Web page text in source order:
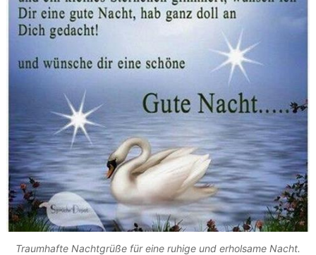
Traumhafte Nachtgrüße für eine ruhige und erholsame Nacht.